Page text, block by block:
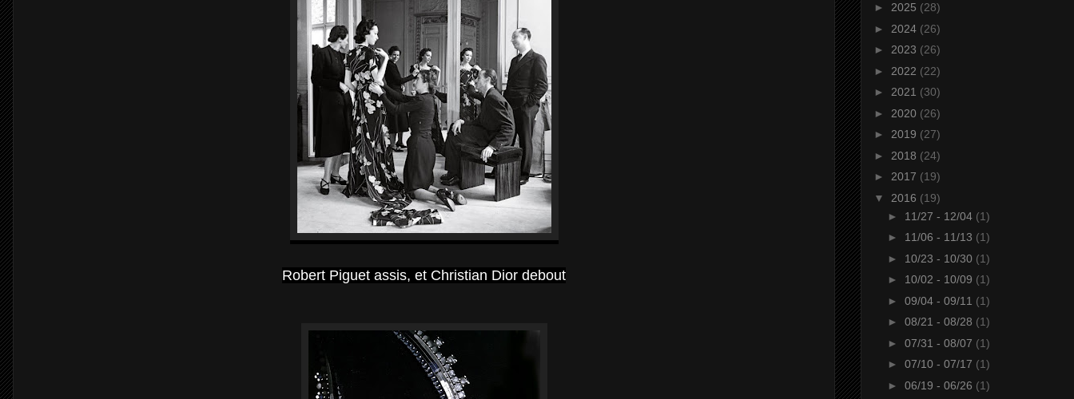
Robert Piguet assis, et Christian Dior debout
► 2025 (28)
► 2024 (26)
► 2023 (26)
► 2022 (22)
► 2021 (30)
► 2020 (26)
► 2019 (27)
► 2018 (24)
► 2017 (19)
▼ 2016 (19)
► 11/27 - 12/04 (1)
► 11/06 - 11/13 (1)
► 10/23 - 10/30 (1)
► 10/02 - 10/09 (1)
► 09/04 - 09/11 (1)
► 08/21 - 08/28 (1)
► 07/31 - 08/07 (1)
► 07/10 - 07/17 (1)
► 06/19 - 06/26 (1)